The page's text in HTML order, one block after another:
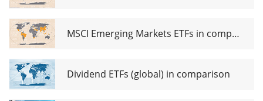
MSCI Emerging Markets ETFs in comparison
Dividend ETFs (global) in comparison